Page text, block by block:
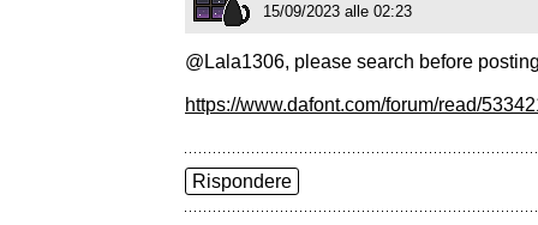
15/09/2023 alle 02:23
@Lala1306, please search before
https://www.dafont.com/forum/read/
Rispondere